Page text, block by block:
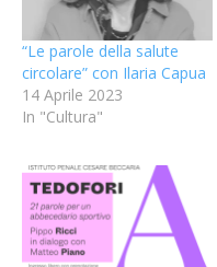
“Le parole della salute
circolare” con Ilaria Capua
14 Aprile 2023
In "Cultura"